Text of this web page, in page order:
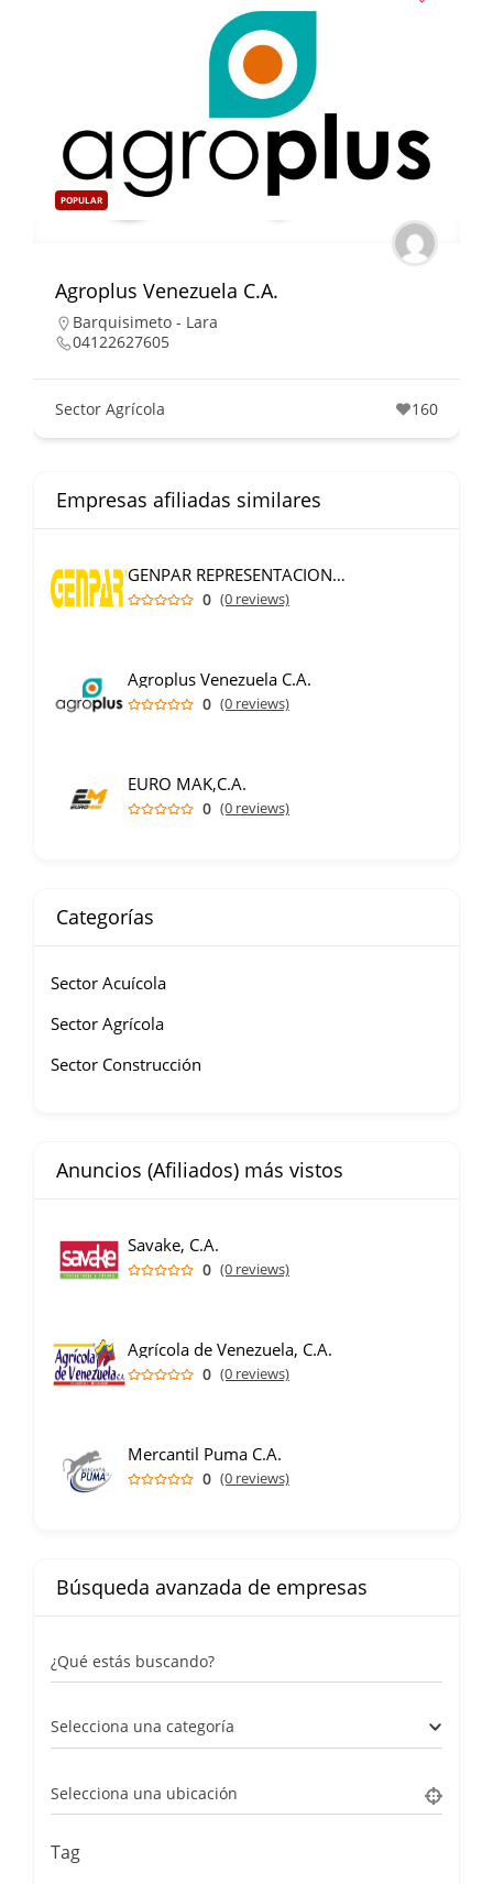
POPULAR
Agroplus Venezuela C.A.
Barquisimeto - Lara
04122627605
Sector Agrícola 160
Empresas afiliadas similares
GENPAR REPRESENTACIONES C.A.
0 (0 reviews)
Agroplus Venezuela C.A.
0 (0 reviews)
EURO MAK,C.A.
0 (0 reviews)
Categorías
Sector Acuícola
Sector Agrícola
Sector Construcción
Anuncios (Afiliados) más vistos
Savake, C.A.
0 (0 reviews)
Agrícola de Venezuela, C.A.
0 (0 reviews)
Mercantil Puma C.A.
0 (0 reviews)
Búsqueda avanzada de empresas
¿Qué estás buscando?
Selecciona una categoría
Selecciona una ubicación
Tag